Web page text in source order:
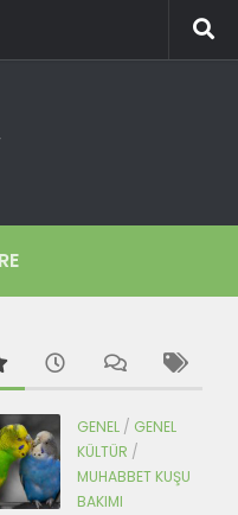
GENEL / GENEL
KÜLTÜR /
MUHABBET KUŞU
BAKIMI